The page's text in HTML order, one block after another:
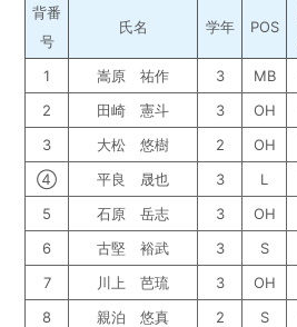
背番
号
氏名 学年 POS
1 嵩原 祐作 3 MB
2
田崎 憲斗 3 OH
3
大松 悠樹 2 OH
④
平良 晟也 3 L
5
石原 岳志 3 OH
6
古堅 裕武 3 S
7
川上 芭琉 3 OH
8
親泊 悠真 2 S